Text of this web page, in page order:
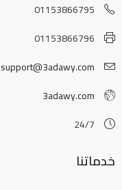
01153866795
01153866796
support@3adawy.com
3adawy.com
24/7
خدماتنا